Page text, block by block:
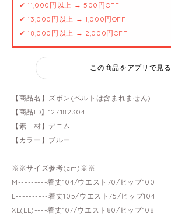
✔ 11,000円以上 → 500円OFF
✔ 13,000円以上 → 1,000円OFF
✔ 18,000円以上 → 2,000円OFF
この商品をアプリで見る
【商品名】ズボン(ベルトは含まれません)
【商品ID】127182304
【素 材】デニム
【カラー】ブルー
※※サイズ参考(cm)※※
M---------着丈104/ウエスト70/ヒップ100
L----------着丈105/ウエスト75/ヒップ104
XL(LL)----着丈107/ウエスト80/ヒップ108